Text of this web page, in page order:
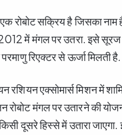
रोबोट सक्रिय है जिसका नाम
2012 में मंगल पर उतरा. इसे
रिएक्टर से ऊर्जा मिलती है.
रशियन एक्सोमार्स मिशन में
रोबोट मंगल पर उतारने की
दूसरे हिस्से में उतारा